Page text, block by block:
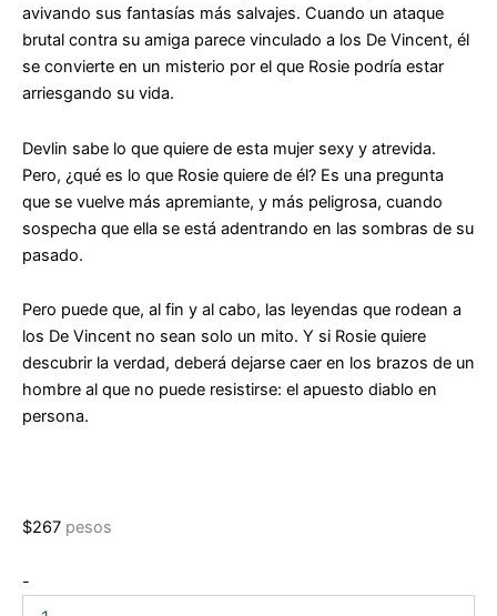
avivando sus fantasías más salvajes. Cuando un ataque
brutal contra su amiga parece vinculado a los De Vincent, él
se convierte en un misterio por el que Rosie podría estar
arriesgando su vida.
Devlin sabe lo que quiere de esta mujer sexy y atrevida.
Pero, ¿qué es lo que Rosie quiere de él? Es una pregunta
que se vuelve más apremiante, y más peligrosa, cuando
sospecha que ella se está adentrando en las sombras de su
pasado.
Pero puede que, al fin y al cabo, las leyendas que rodean a
los De Vincent no sean solo un mito. Y si Rosie quiere
descubrir la verdad, deberá dejarse caer en los brazos de un
hombre al que no puede resistirse: el apuesto diablo en
persona.
$267 pesos
-
Trilogía